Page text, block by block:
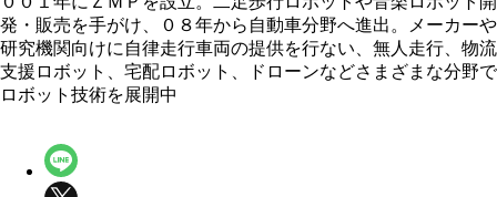
発・販売を手がけ、０８年から自動車分野へ進出。メーカーや
研究機関向けに自律走行車両の提供を行ない、無人走行、物流
支援ロボット、宅配ロボット、ドローンなどさまざまな分野で
ロボット技術を展開中